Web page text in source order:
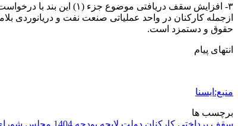
۳- افزایش سقف
ازجمله کارکنان در واحد عملیاتی صنعت نفت و دریانوردی
حقوق و دستمزد است.
انتهای پیام
منبع:ایسنا
برچسب ها
سقف پرداختی کارکنان دولت لایحه بودجه 1404 مجلس